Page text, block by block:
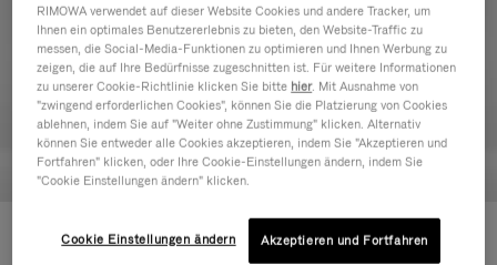
Hybrid Cabin
Hybrid Check-In M
1.050,00 €
RIMOWA verwendet auf dieser Website Cookies und andere Tracker, um
Ihnen ein optimales Benutzererlebnis zu bieten, den Website-Traffic zu
messen, die Social-Media-Funktionen zu optimieren und Ihnen Werbung zu
zeigen, die auf Ihre Bedürfnisse zugeschnitten ist. Für weitere Informationen
zu unserer Cookie-Richtlinie klicken Sie bitte hier. Mit Ausnahme von
"zwingend erforderlichen Cookies", können Sie die Platzierung von Cookies
ablehnen, indem Sie auf "Weiter ohne Zustimmung" klicken. Alternativ
können Sie entweder alle Cookies akzeptieren, indem Sie "Akzeptieren und
Fortfahren" klicken, oder Ihre Cookie-Einstellungen ändern, indem Sie
"Cookie Einstellungen ändern" klicken.
Cookie Einstellungen ändern Akzeptieren und Fortfahren